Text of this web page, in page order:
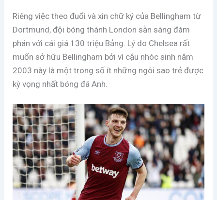
Riêng việc theo đuổi và xin chữ ký của Bellingham từ
Dortmund, đội bóng thành London sẵn sàng đàm
phán với cái giá 130 triệu Bảng. Lý do Chelsea rất
muốn sở hữu Bellingham bởi vì cậu nhóc sinh năm
2003 này là một trong số ít những ngôi sao trẻ được
kỳ vọng nhất bóng đá Anh.